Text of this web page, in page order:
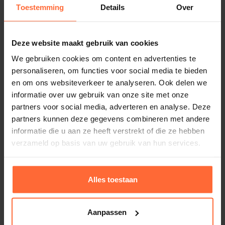
Toestemming Details Over
Deze website maakt gebruik van cookies
We gebruiken cookies om content en advertenties te
personaliseren, om functies voor social media te bieden
en om ons websiteverkeer te analyseren. Ook delen we
informatie over uw gebruik van onze site met onze
partners voor social media, adverteren en analyse. Deze
partners kunnen deze gegevens combineren met andere
informatie die u aan ze heeft verstrekt of die ze hebben
verzameld op basis van uw gebruik van hun services.
Alles toestaan
Aanpassen
saunaoven voegt een vleugje eigentijdse elegantie
toe aan uw sauna-ruimte.
Het moderne design van de EOS Euro past perfect bij
esthetiek van uw sauna-ervaring.
Conclusie:
De EOS Euro saunaoven belooft niet alleen
uitzonderlijke prestaties, maar ook een esthetisch
verfijnde toevoeging aan uw sauna.
sauna en ontdek een nieuwe dimensie van
ontspanning met deze state-of-the-art saunaoven.
Welkom in een wereld waar warmte synoniem staat
voor comfort en welzijn
Gewicht
EOS
Stenen los bij bestellen
Alternatieven